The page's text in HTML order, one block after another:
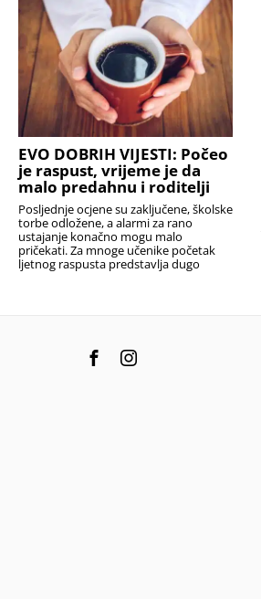
EVO DOBRIH VIJESTI: Počeo
je raspust, vrijeme je da
malo predahnu i roditelji
Posljednje ocjene su zaključene, školske
torbe odložene, a alarmi za rano
ustajanje konačno mogu malo
pričekati. Za mnoge učenike početak
ljetnog raspusta predstavlja dugo